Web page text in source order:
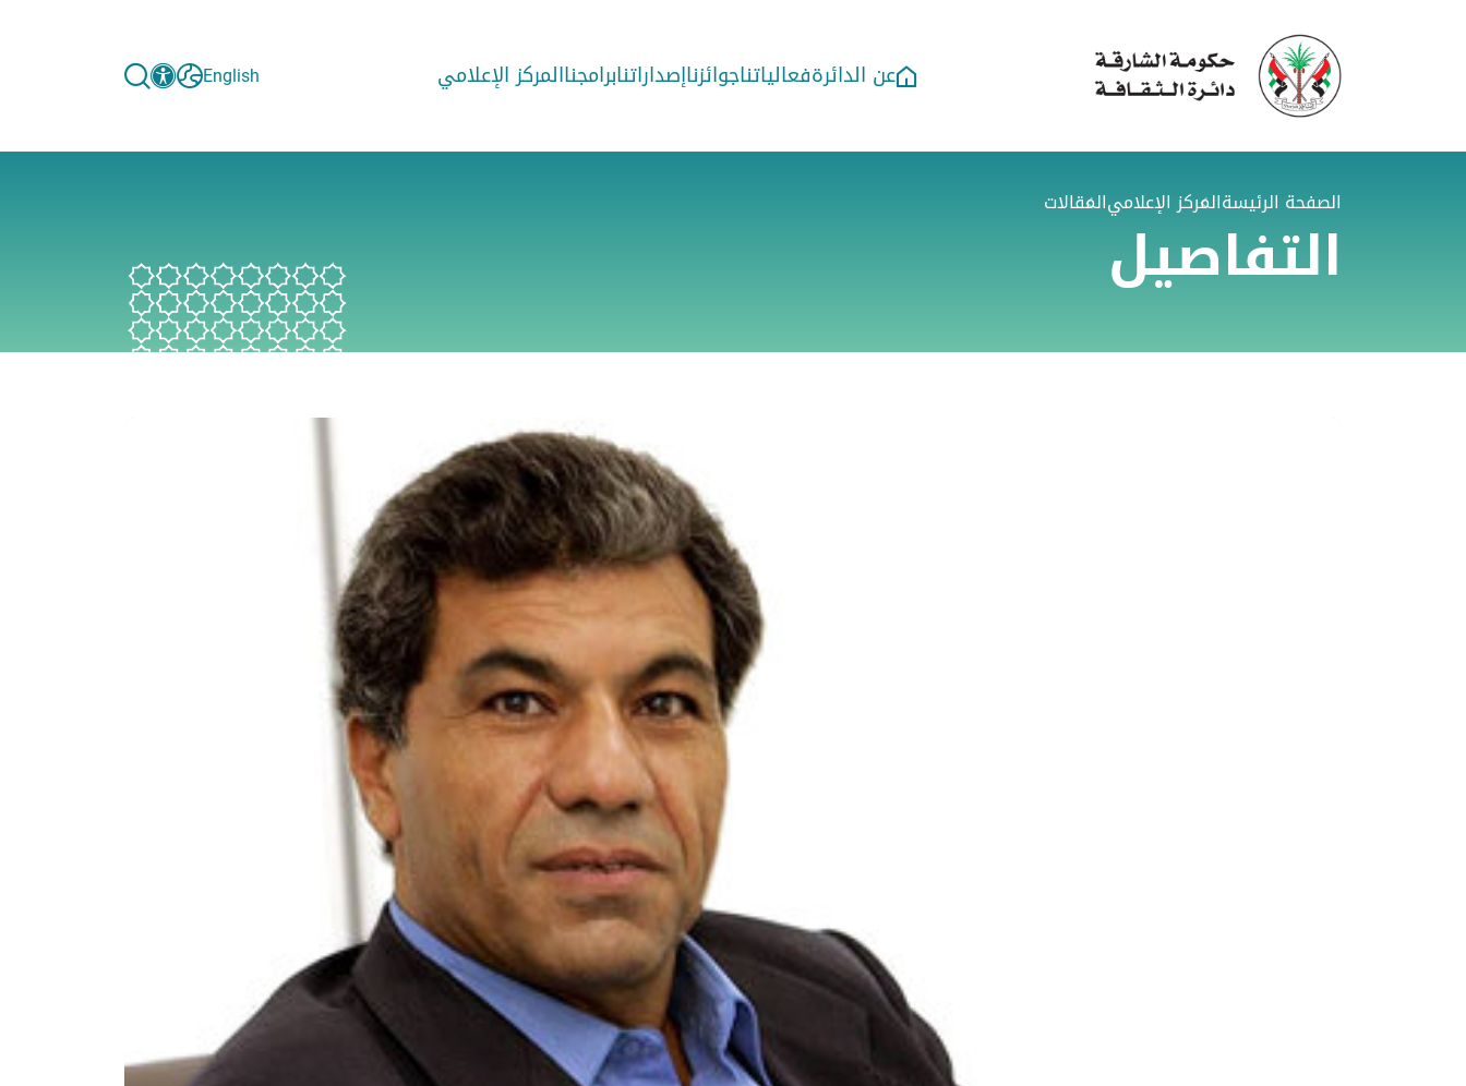
عن الدائرةفعالياتناجوائزناإصداراتنابرامجناالمركز الإعلامي English
الصفحة الرئيسةالمركز الإعلاميالمقالات
التفاصيل